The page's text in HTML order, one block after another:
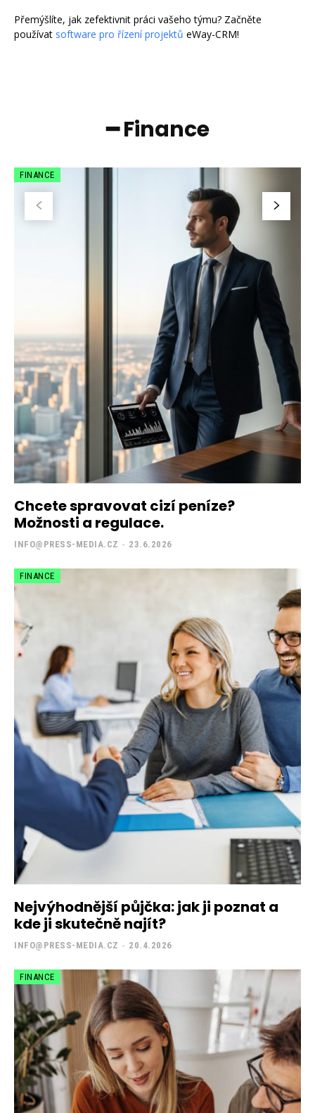
Přemýšlíte, jak zefektivnit práci vašeho týmu? Začněte
používat software pro řízení projektů eWay-CRM!
━ Finance
FINANCE
Chcete spravovat cizí peníze?
Možnosti a regulace.
INFO@PRESS-MEDIA.CZ - 23.6.2026
FINANCE
Nejvýhodnější půjčka: jak ji poznat a
kde ji skutečně najít?
INFO@PRESS-MEDIA.CZ - 20.4.2026
FINANCE